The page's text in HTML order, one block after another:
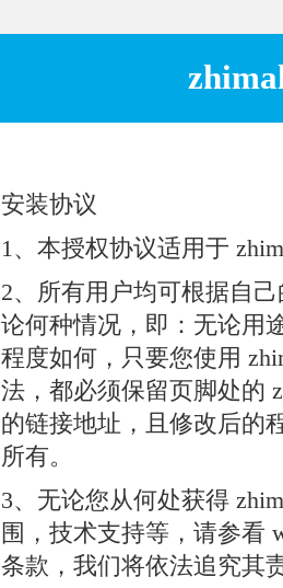
安装协议
1、本授权协议适用于
2、所有用户均可根据自
论何种情况，即：无论用
程度如何，只要您使用
法，都必须保留页脚处的
的链接地址，且修改后的
所有。
3、无论您从何处获得
围，技术支持等，请参看
条款，我们将依法追究其